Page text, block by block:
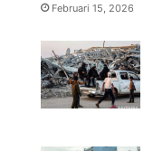
Februari 15, 2026